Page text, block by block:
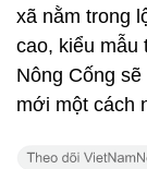
xã nằm trong
cao, kiểu mẫu
Nông Cống
mới một cách